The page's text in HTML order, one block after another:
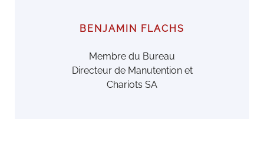
BENJAMIN FLACHS
Membre du Bureau
Directeur de Manutention et
Chariots SA